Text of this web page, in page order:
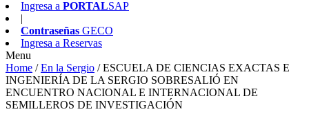
Ingresa a PORTALSAP
|
Contraseñas GECO
Ingresa a Reservas
Menu
Home /En la Sergio /ESCUELA DE CIENCIAS EXACTAS E
INGENIERÍA DE LA SERGIO SOBRESALIÓ EN
ENCUENTRO NACIONAL E INTERNACIONAL DE
SEMILLEROS DE INVESTIGACIÓN